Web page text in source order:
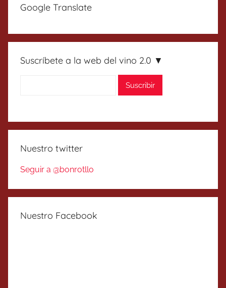
Google Translate
Suscríbete a la web del vino 2.0 ▼
Nuestro twitter
Seguir a @bonrotllo
Nuestro Facebook